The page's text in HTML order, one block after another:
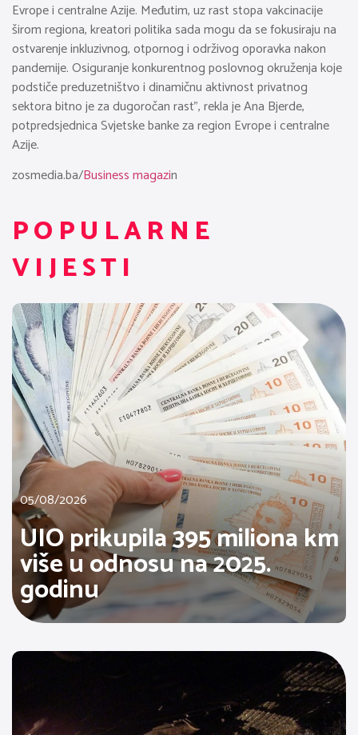
Evrope i centralne Azije. Međutim, uz rast stopa vakcinacije
širom regiona, kreatori politika sada mogu da se fokusiraju na
ostvarenje inkluzivnog, otpornog i održivog oporavka nakon
pandemije. Osiguranje konkurentnog poslovnog okruženja koje
podstiče preduzetništvo i dinamičnu aktivnost privatnog
sektora bitno je za dugoročan rast”, rekla je Ana Bjerde,
potpredsjednica Svjetske banke za region Evrope i centralne
Azije.
zosmedia.ba/Business magazin
POPULARNE
VIJESTI
05/08/2026
UIO prikupila 395 miliona km
više u odnosu na 2025.
godinu